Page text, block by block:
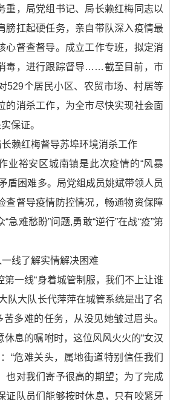
重，局党组书记、局长赖红梅同志以
膀扛起硬任务，亲自带队深入疫情最
心督查督导。成立工作专班，拟定消
毒，进行跟踪督导……截至目前，市
529个居民小区、农贸市场、村居等
的消杀工作，为全市尽快实现社会面
保证。
赖红梅督导苏埠环境消杀工作
裕安区城南镇是此次疫情的“风暴
盾困难多。局党组成员姚斌带领人员
查督导疫情防控情况，畅通物资保障
急难愁盼”问题,勇敢“逆行”在战“疫”第
线了解实情解决困难
一线“身着城管制服，我们不上让谁
队大队长代萍萍在城管系统是出了名
苦多难的任务，从没见她皱过眉头。
休息的嘱咐时，这位风风火火的“女汉
“危难关头，属地街道特别信任我们
也对我们寄予很高的期望；为了完成
证队员们能够按时休息，只有咬紧牙